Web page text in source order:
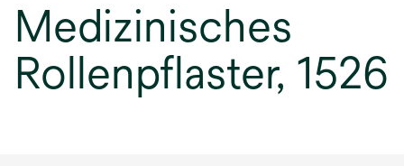
Medizinisches
Rollenpflaster, 1526